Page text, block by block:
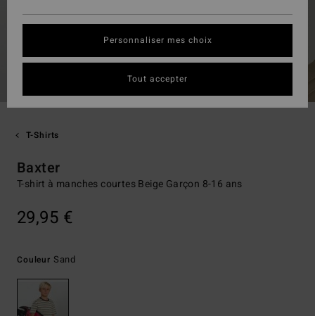
T-Shirts
Baxter
T-shirt à manches courtes Beige Garçon 8-16 ans
29,95 €
Couleur Sand
Personnaliser mes choix
Tout accepter